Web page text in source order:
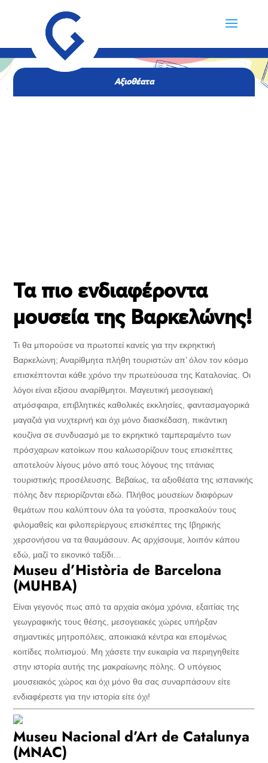
Αξιοθέατα
Τα πιο ενδιαφέροντα
μουσεία της Βαρκελώνης!
Τι θα μπορούσε να πρωτοπεί κανείς για την εκρηκτική
Βαρκελώνη; Αναρίθμητα πλήθη τουριστών απ’ όλον τον κόσμο
επισκέπτονται κάθε χρόνο την πρωτεύουσα της Καταλονίας. Οι
λόγοι είναι εξίσου αναρίθμητοι. Μαγευτική μεσογειακή
ατμόσφαιρα, επιβλητικές καθολικές εκκλησίες, φαντασμαγορικά
μαγαζιά για νυχτερινή και όχι μόνο διασκέδαση, πικάντικη
κουζίνα σε συνδυασμό με το εκρηκτικό ταμπεραμέντο των
πρόσχαρων κατοίκων που καλωσορίζουν τους επισκέπτες
αποτελούν λίγους μόνο από τους λόγους της τιτάνιας
τουριστικής προσέλευσης. Βεβαίως, τα αξιοθέατα της ισπανικής
πόλης δεν περιορίζονται εδώ. Πλήθος μουσείων διαφόρων
θεμάτων που καλύπτουν όλα τα γούστα, προσκαλούν τους
φιλομαθείς και φιλοπερίεργους επισκέπτες της Ιβηρικής
χερσονήσου να τα θαυμάσουν. Ας αρχίσουμε, λοιπόν κάπου
εδώ, μαζί το εικονικό ταξίδι…
Museu d’Història de Barcelona
(MUHBA)
Είναι γεγονός πως από τα αρχαία ακόμα χρόνια, εξαιτίας της
γεωγραφικής τους θέσης, μεσογειακές χώρες υπήρξαν
σημαντικές μητροπόλεις, αποικιακά κέντρα και επομένως
κοιτίδες πολιτισμού. Μη χάσετε την ευκαιρία να περιηγηθείτε
στην ιστορία αυτής της μακραίωνης πόλης. Ο υπόγειος
μουσειακός χώρος και όχι μόνο θα σας συναρπάσουν είτε
ενδιαφέρεστε για την ιστορία είτε όχι!
Museu Nacional d’Art de Catalunya
(MNAC)